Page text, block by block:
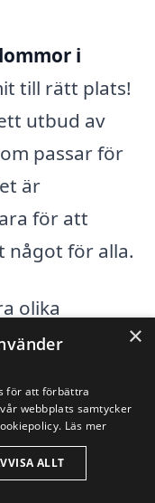
i
till rätt plats!
utbud av
passar för
är
för att
något för alla.
olika
direkt till din
i
så enkelt!
×
för att förbättra
webbplats samtycker
Läs mer
ALLT